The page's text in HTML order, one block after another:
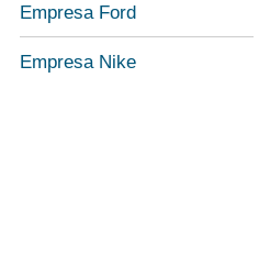
Empresa Ford
Empresa Nike